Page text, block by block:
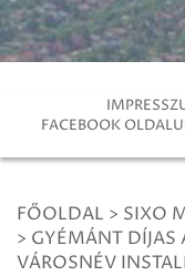
FACEBOOK
FŐOLDAL > SIXO
> GYÉMÁNT DÍJAS
VÁROSNÉV